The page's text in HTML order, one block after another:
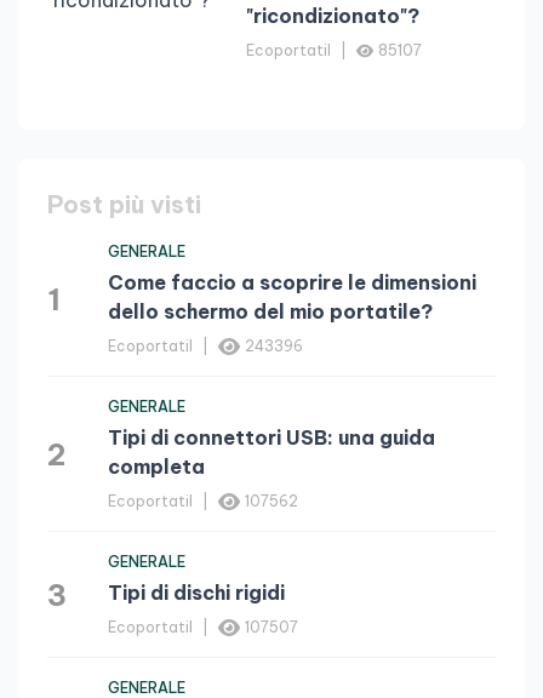
"ricondizionato"?
Ecoportatil 85107
Post più visti
1
GENERALE
Come faccio a scoprire le dimensioni
dello schermo del mio portatile?
Ecoportatil 243396
2
GENERALE
Tipi di connettori USB: una guida
completa
Ecoportatil 107562
3
GENERALE
Tipi di dischi rigidi
Ecoportatil 107507
GENERALE